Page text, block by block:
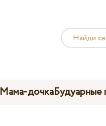
Мама-дочкаБудуарные